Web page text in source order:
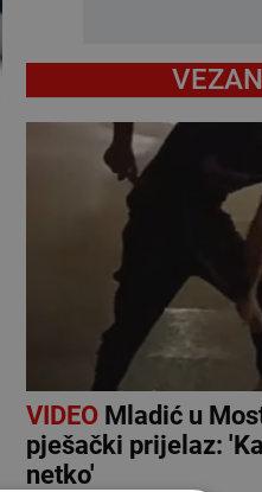
VIDEOMladić u
pješački prijelaz:
netko'